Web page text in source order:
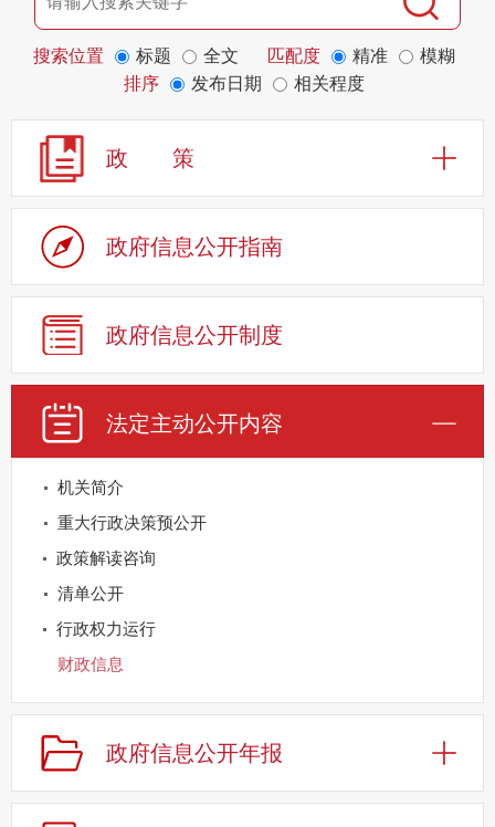
搜索位置 标题 全文 匹配度 精准
模糊
排序
发布日期 相关程度
政 策
政府信息公开指南
政府信息公开制度
法定主动公开内容
机关简介
重大行政决策预公开
政策解读咨询
清单公开
行政权力运行
财政信息
重点领域公开
规划信息
建议提案办理
公务员及事业单位招录
政府信息公开年报